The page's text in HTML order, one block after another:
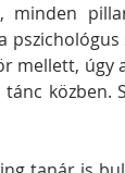
minden
mellett, úgy
közben.